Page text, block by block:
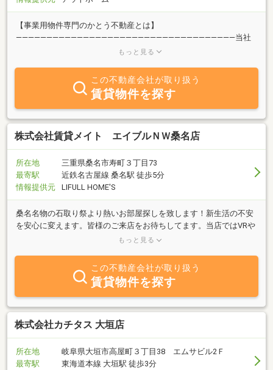
【事業用物件専門のかとう不動産とは】
――――――――――――――――――――――――――――――――――――当社
は店舗、事務所、倉庫などの事業用物件を専門に扱っている不動産
報収集には力をいれております。
――――――――――――――――――――――――――――――――――――【事
業用物件をお探しなら、かとう不動産ホームページをご活用下さ
い】――――――――――――――――――――――――――――――――――――
他社や大手ポータルサイトでは掲載されていない情報、事業用物件
ならではの視点で物件探しができるようにこだわりました。また1
お役にたてれば幸いです。
――――――――――――――――――――――――――――――――――――【HP
に地図検索機能を追加】・店舗・倉庫等をカテゴリー別で絞込み・
http://kato-r.jp 】
もっと見る
この不動産会社が取り扱う
賃貸物件を探す
株式会社賃貸メイト エイブルＮＷ桑名店
所在地
三重県桑名市寿町３丁目73
最寄駅
近鉄名古屋線 桑名駅 徒歩5分
情報提供元
LIFULL HOME'S
桑名名物の石取り祭より熱いお部屋探しを致します！新生活の不安
を安心に変えます。皆様のご来店をお待ちしてます。当店ではVRや
オンライン契約、クレジットカード決済にも対応しており未来店で
もっと見る
この不動産会社が取り扱う
賃貸物件を探す
株式会社カチタス 大垣店
所在地
岐阜県大垣市高屋町３丁目38 エムサビル2Ｆ
最寄駅
東海道本線 大垣駅 徒歩3分